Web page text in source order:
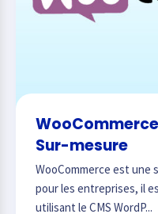
Sur-mesure
WooCommerce est une
pour les entreprises, il
utilisant le CMS WordP...